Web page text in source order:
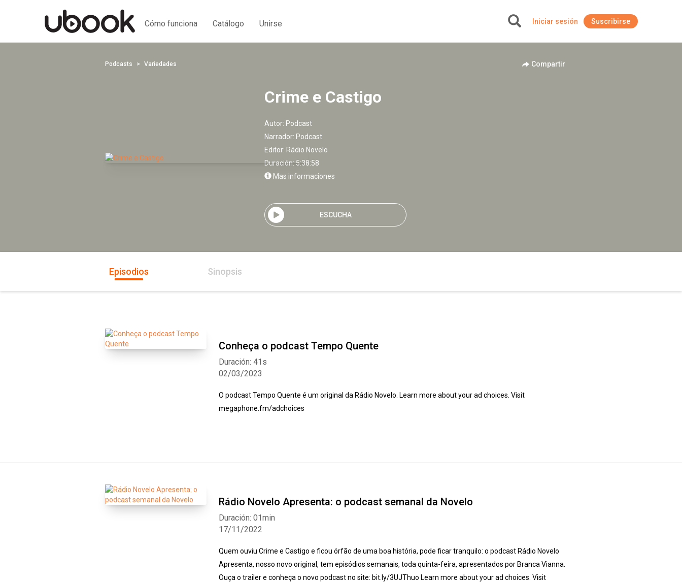
Cómo funciona Catálogo Unirse Iniciar sesión Suscribirse
Podcasts Variedades Compartir
Crime e Castigo
Autor: Podcast
Narrador: Podcast
Editor: Rádio Novelo
Duración: 5:38:58
Mas informaciones
ESCUCHA
Episodios Sinopsis
Conheça o podcast Tempo Quente
02/03/2023
Duración: 41s
O podcast Tempo Quente é um original da Rádio Novelo. Learn more about your ad choices. Visit
megaphone.fm/adchoices
Rádio Novelo Apresenta: o podcast semanal da Novelo
17/11/2022
Duración: 01min
Quem ouviu Crime e Castigo e ficou órfão de uma boa história, pode ficar tranquilo: o podcast Rádio Novelo
Apresenta, nosso novo original, tem episódios semanais, toda quinta-feira, apresentados por Branca Vianna.
Ouça o trailer e conheça o novo podcast no site: bit.ly/3UJThuo Learn more about your ad choices. Visit